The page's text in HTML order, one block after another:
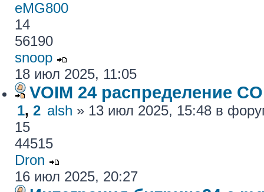
eMG800
14
56190
snoop
18 июл 2025, 11:05
VOIM 24 распределение CO
1, 2 alsh » 13 июл 2025, 15:48 в
15
44515
Dron
16 июл 2025, 20:27